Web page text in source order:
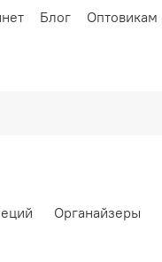
Блог Оптовикам
Органайзеры